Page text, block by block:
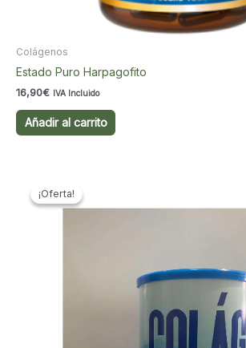
Colágenos
Estado Puro Harpagofito
16,90€ IVA Incluido
Añadir al carrito
¡Oferta!
¡Oferta!